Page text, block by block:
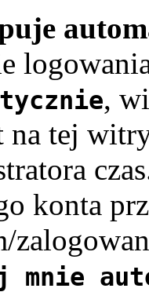
,
na tej
konta
mnie